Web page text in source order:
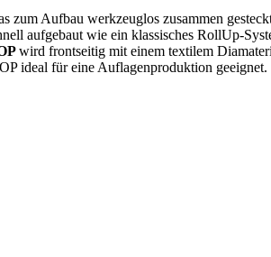
Aufbau werkzeuglos zusammen
aufgebaut wie ein klassisches RollUp-
wird frontseitig mit einem textilem
ideal für eine Auflagenproduktion geeignet.